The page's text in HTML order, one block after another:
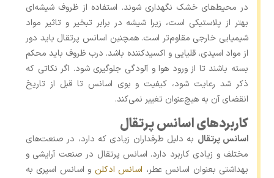
در محیط‌های خشک نگهداری شوند. استفاده از ظروف شیشه‌ای
بهتر از پلاستیکی است، زیرا شیشه در برابر تبخیر و تاثیر مواد
شیمیایی خارجی مقاوم‌تر است. همچنین اسانس پرتقال باید دور
از مواد اسیدی، قلیایی و اکسیدکننده باشد. درب ظروف باید محکم
بسته باشند تا از ورود هوا و آلودگی جلوگیری شود. اگر نکاتی که
ذکر شد رعایت شود، کیفیت و بوی اسانس تا قبل از تاریخ
انقضای آن به هیچ‌عنوان تغییر نمی‌کند.
کاربردهای اسانس پرتقال
اسانس پرتقال به دلیل طرفداران زیادی که دارد، در صنعت‌های
مختلف و زیادی کاربرد دارد. اسانس پرتقال در صنعت آرایشی و
بهداشتی بعنوان اسانس عطر، اسانس ادکلن و اسانس اسپری به